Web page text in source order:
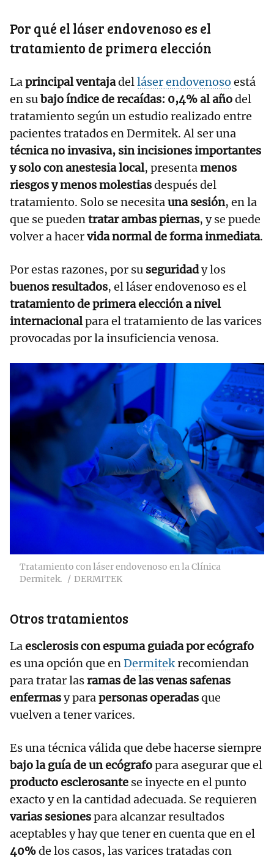
Por qué el láser endovenoso es el
tratamiento de primera elección
Laprincipal ventajadelláser endovenoso está
en subajo índice de recaídas: 0,4% al añodel
tratamiento según un estudio realizado entre
pacientes tratados en Dermitek. Al ser una
técnica no invasiva, sin incisiones importantes
y solo con anestesia local, presentamenos
riesgos y menos molestiasdespués del
tratamiento. Solo se necesitauna sesión, en la
que se puedentratar ambas piernas, y se puede
volver a hacervida normal de forma inmediata.
Por estas razones, por su seguridady los
buenos resultados, el láser endovenoso es el
tratamiento de primera elección a nivel
internacionalpara el tratamiento de las varices
provocadas por la insuficiencia venosa.
Tratamiento con láser endovenoso en la Clínica
Dermitek.
DERMITEK
Otros tratamientos
Laesclerosis con espuma guiada por ecógrafo
es una opción que enDermitekrecomiendan
para tratar lasramas de las venas safenas
enfermasy parapersonas operadasque
vuelven a tener varices.
Es una técnica válida que debe hacerse siempre
bajo la guía de un ecógrafopara asegurar que el
producto esclerosante se inyecte en el punto
exacto y en la cantidad adecuada. Se requieren
varias sesionespara alcanzar resultados
aceptables y hay que tener en cuenta que en el
40%de los casos, las varices tratadas con